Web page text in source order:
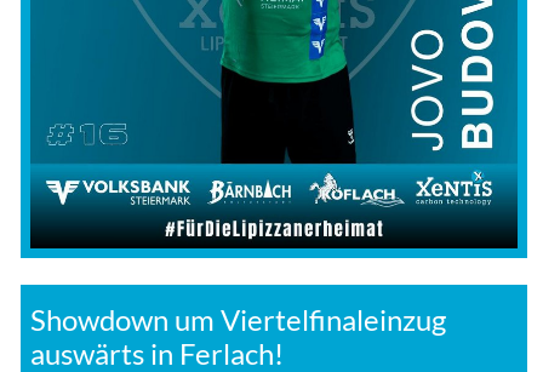
Showdown um Viertelfinaleinzug
auswärts in Ferlach!